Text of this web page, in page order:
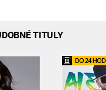
TITULY